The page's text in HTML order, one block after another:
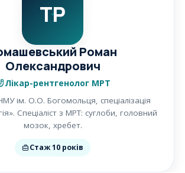
ТР
Роман
Олександрович
Лікар-рентгенолог МРТ
ім. О.О. Богомольця, спеціалізація
Спеціаліст з МРТ: суглоби, головний
мозок, хребет.
Стаж 10 років